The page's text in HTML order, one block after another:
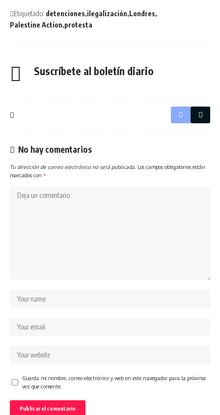
Etiquetado: detenciones ilegalización Londres
Palestine Action protesta
Suscríbete al boletín diario
No hay comentarios
Tu dirección de correo electrónico no será publicada. Los campos obligatorios están
marcados con *
Guarda mi nombre, correo electrónico y web en este navegador para la próxima
vez que comente.